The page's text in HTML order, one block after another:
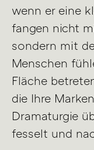
wenn er eine
fangen nicht
sondern mit
Menschen
Fläche
die Ihre
Dramaturgie
fesselt und